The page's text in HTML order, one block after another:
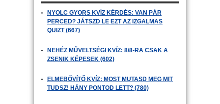
NYOLC GYORS KVÍZ KÉRDÉS: VAN PÁR
PERCED? JÁTSZD LE EZT AZ IZGALMAS
QUIZT (667)
NEHÉZ MŰVELTSÉGI KVÍZ: 8/8-RA CSAK A
ZSENIK KÉPESEK (602)
ELMEBŐVÍTŐ KVÍZ: MOST MUTASD MEG MIT
TUDSZ! HÁNY PONTOD LETT? (780)